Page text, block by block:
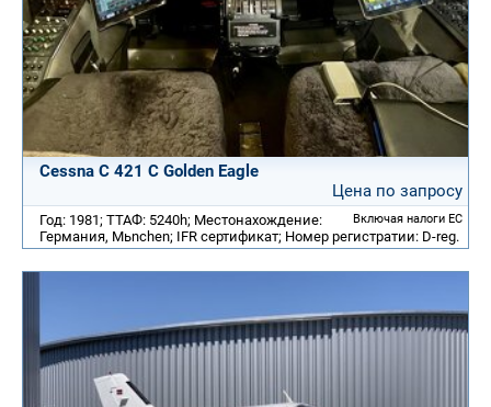
Cessna C 421 C Golden Eagle
Цена по запросу
Включая налоги ЕС
Год: 1981; ТТАФ: 5240h; Местонахождение:
Германия, Mьnchen; IFR сертификат; Номер регистратии: D-reg.